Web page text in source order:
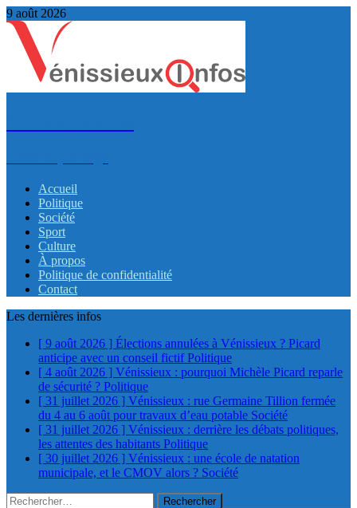
9 août 2026
Accueil
Politique
Société
Sport
Culture
À propos
Politique de confidentialité
Contact
Les dernières infos
[ 9 août 2026 ] Élections annulées à Vénissieux ? Picard
anticipe avec un conseil fictifPolitique
[ 4 août 2026 ] Vénissieux : pourquoi Michèle Picard reparle
de sécurité ? Politique
[ 31 juillet 2026 ] Vénissieux : rue Germaine Tillion fermée
du 4 au 6 août pour travaux d’eau potable Société
[ 31 juillet 2026 ] Vénissieux : derrière les débats politiques,
les attentes des habitants Politique
[ 30 juillet 2026 ] Vénissieux : une école de natation
municipale, et le CMOV alors ? Société
Rechercher :